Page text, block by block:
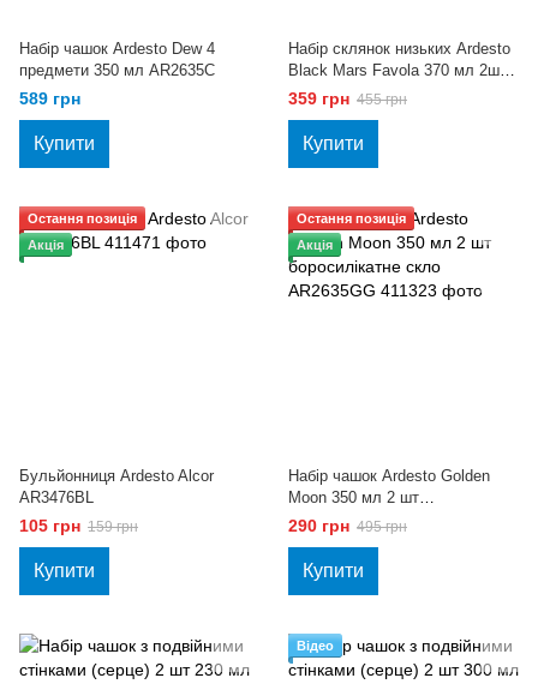
Набір чашок Ardesto Dew 4
предмети 350 мл AR2635C
589 грн
Купити
Набір склянок низьких Ardesto
Black Mars Favola 370 мл 2ш
AR2637GL
359 грн 455 грн
Купити
Остання позиція
Акція
Бульйонниця Ardesto Alcor
AR3476BL
105 грн 159 грн
Купити
Остання позиція
Акція
Набір чашок Ardesto Golden
Moon 350 мл 2 шт
боросилікатне скло AR2635GG
290 грн 495 грн
Купити
Відео